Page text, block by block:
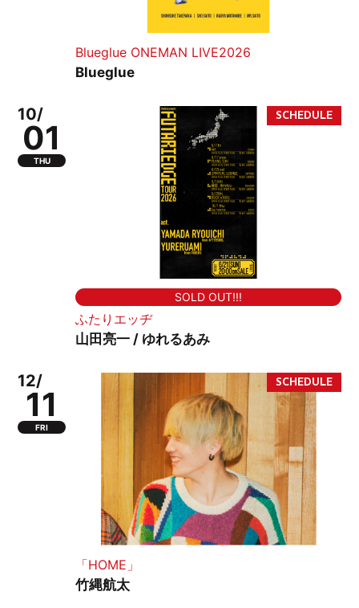
Blueglue ONEMAN LIVE2026
Blueglue
10/
01
THU
SOLD OUT!!!
ふたりエッヂ
山田亮一 / ゆれるあみ
12/
11
FRI
「HOME」
竹縄航太